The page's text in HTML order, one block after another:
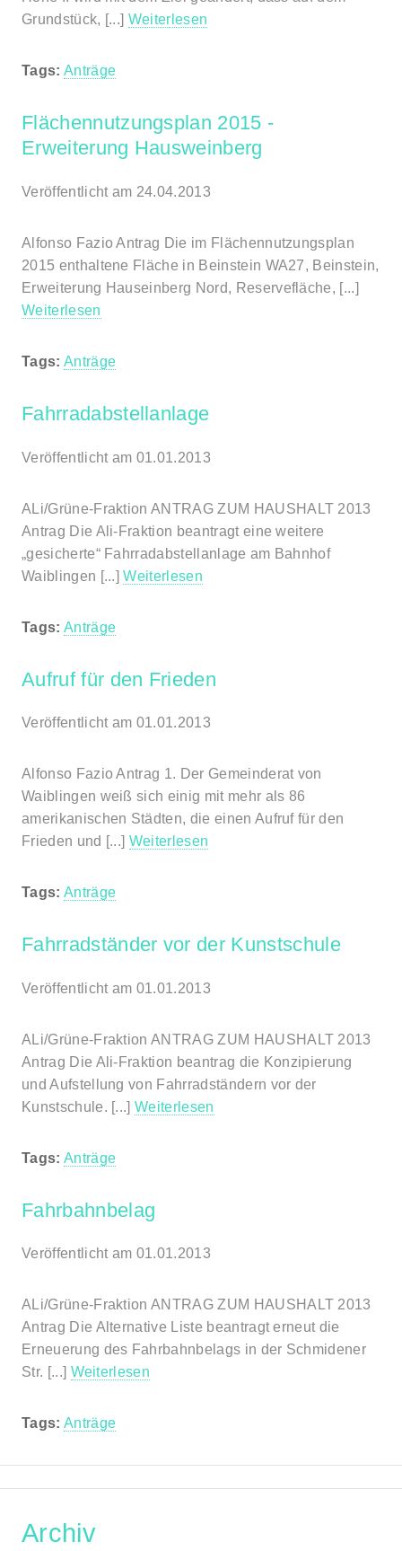
Grundstück, [...] Weiterlesen
Tags: Anträge
Flächennutzungsplan 2015 -
Erweiterung Hausweinberg
Veröffentlicht am 24.04.2013
Alfonso Fazio Antrag Die im Flächennutzungsplan
2015 enthaltene Fläche in Beinstein WA27, Beinstein,
Erweiterung Hauseinberg Nord, Reservefläche, [...]
Weiterlesen
Tags: Anträge
Fahrradabstellanlage
Veröffentlicht am 01.01.2013
ALi/Grüne-Fraktion ANTRAG ZUM HAUSHALT 2013
Antrag Die Ali-Fraktion beantragt eine weitere
„gesicherte“ Fahrradabstellanlage am Bahnhof
Waiblingen [...]Weiterlesen
Tags: Anträge
Aufruf für den Frieden
Veröffentlicht am 01.01.2013
Alfonso Fazio Antrag 1. Der Gemeinderat von
Waiblingen weiß sich einig mit mehr als 86
amerikanischen Städten, die einen Aufruf für den
Frieden und [...] Weiterlesen
Tags: Anträge
Fahrradständer vor der Kunstschule
Veröffentlicht am 01.01.2013
ALi/Grüne-Fraktion ANTRAG ZUM HAUSHALT 2013
Antrag Die Ali-Fraktion beantrag die Konzipierung
und Aufstellung von Fahrradständern vor der
Kunstschule. [...]Weiterlesen
Tags: Anträge
Fahrbahnbelag
Veröffentlicht am 01.01.2013
ALi/Grüne-Fraktion ANTRAG ZUM HAUSHALT 2013
Antrag Die Alternative Liste beantragt erneut die
Erneuerung des Fahrbahnbelags in der Schmidener
Str. [...] Weiterlesen
Tags: Anträge
Archiv